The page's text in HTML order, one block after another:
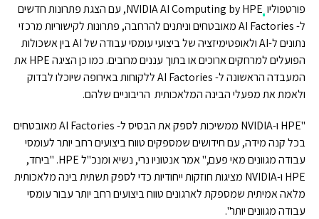
פורטפוליו
NVIDIA AI Computing by HPE, עם הצגת פתרונות חדשים
ל- AI Factories מאובטחים וניתנים להרחבה, פתרונות לקישוריות מרכזי
נתונים ל-AI ולאופטימיזציה של ביצועי עומסי עבודה של AI בין אשכולות
הפועלים למרחקים ארוכים או בתוך עננים מרובים. כמו כן הציגה HPE את
המעבדה הראשונה ל- AI Factories ללקוחות באירופה שיוכלו לבדוק
ולאמת את מפעלי הבינה המלאכותית הריבוניים שלהם.
"HPE ו-NVIDIA ממשיכות לספק את הבסיס ל- AI Factories מאובטחים
בכל קנה מידה, עם חידושים שמספקים טווח ביצועים רחב יותר לעומסי
עבודה מגוונים מאי פעם," אמר אנטוניו נרי, נשיא ומנכ"ל HPE. "ביחד,
HPE ו-NVIDIA מציגות חוזקות ייחודיות כדי לספק תשתית בינה מלאכותית
מלאה אמיתית שמספקת לארגונים טווח ביצועים רחב יותר עבור עומסי
עבודה מגוונים יותר".